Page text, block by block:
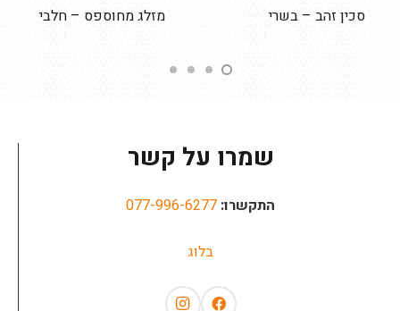
סכין זהב – בשרי מזלג מחוספס – חלבי
שמרו על קשר
התקשרו: 077-996-6277
בלוג